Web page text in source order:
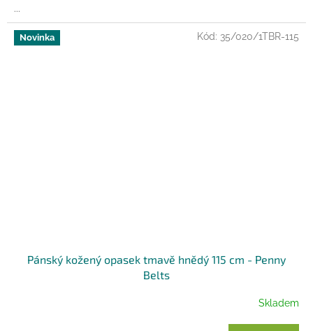
...
Novinka
Pánský kožený opasek tmavě hnědý 115 cm - Penny
Belts
Skladem
Kód: 35/020/1TBR-115